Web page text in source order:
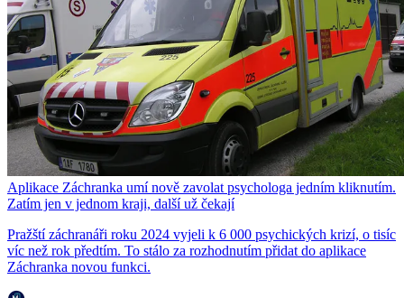
Aplikace Záchranka umí nově zavolat psychologa jedním kliknutím.
Zatím jen v jednom kraji, další už čekají
Pražští záchranáři roku 2024 vyjeli k 6 000 psychických krizí, o tisíc
víc než rok předtím. To stálo za rozhodnutím přidat do aplikace
Záchranka novou funkci.